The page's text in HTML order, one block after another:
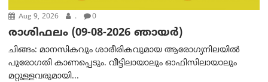
Aug 9, 2026 . 0
രാശിഫലം (09-08-2026 ഞായര്‍)
ചിങ്ങം: മാനസികവും ശാരീരികവുമായ ആരോഗ്യനിലയിൽ
പുരോഗതി കാണപ്പെടും. വീട്ടിലായാലും ഓഫിസിലായാലും
മറ്റുള്ളവരുമായി...